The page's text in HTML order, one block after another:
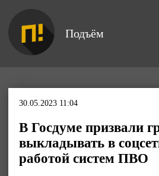
Подъём
30.05.2023 11:04
В Госдуме призвали
выкладывать в
работой систем ПВО